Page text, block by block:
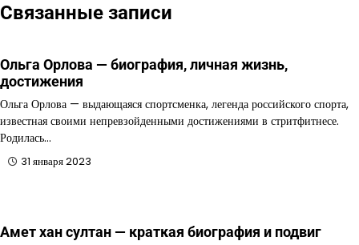
Связанные записи
Ольга Орлова — биография, личная жизнь,
достижения
Ольга Орлова — выдающаяся спортсменка, легенда российского спорта,
известная своими непревзойденными достижениями в стритфитнесе.
Родилась…
31 января 2023
Амет хан султан — краткая биография и подвиг